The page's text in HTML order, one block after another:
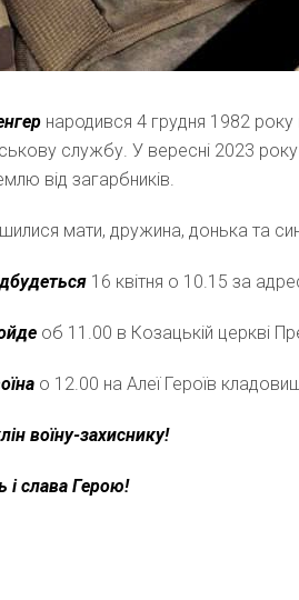
народився 4 грудня 1982
службу. У вересні 2023
від загарбників.
мати, дружина, донька та
16 квітня о 10.15 за
об 11.00 в Козацькій церкві
о 12.00 на Алеї Героїв
воїну-захиснику!
і слава Герою!